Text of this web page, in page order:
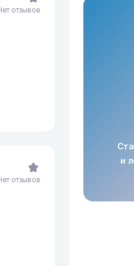
отзывов
отзывов
и